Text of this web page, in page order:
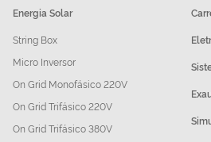
Energia Solar
String Box
Micro Inversor
On Grid Monofásico 220V
On Grid Trifásico 220V
On Grid Trifásico 380V